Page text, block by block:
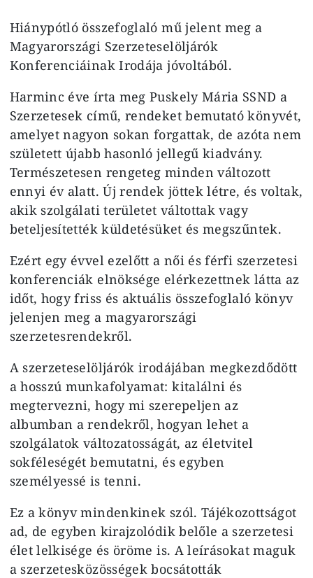
Hiánypótló összefoglaló mű jelent meg a
Magyarországi Szerzeteselöljárók
Konferenciáinak Irodája jóvoltából.
Harminc éve írta meg Puskely Mária SSND a
Szerzetesek című, rendeket bemutató könyvét,
amelyet nagyon sokan forgattak, de azóta nem
született újabb hasonló jellegű kiadvány.
Természetesen rengeteg minden változott
ennyi év alatt. Új rendek jöttek létre, és voltak,
akik szolgálati területet váltottak vagy
beteljesítették küldetésüket és megszűntek.
Ezért egy évvel ezelőtt a női és férfi szerzetesi
konferenciák elnöksége elérkezettnek látta az
időt, hogy friss és aktuális összefoglaló könyv
jelenjen meg a magyarországi
szerzetesrendekről.
A szerzeteselöljárók irodájában megkezdődött
a hosszú munkafolyamat: kitalálni és
megtervezni, hogy mi szerepeljen az
albumban a rendekről, hogyan lehet a
szolgálatok változatosságát, az életvitel
sokféleségét bemutatni, és egyben
személyessé is tenni.
Ez a könyv mindenkinek szól. Tájékozottságot
ad, de egyben kirajzolódik belőle a szerzetesi
élet lelkisége és öröme is. A leírásokat maguk
a szerzetesközösségek bocsátották